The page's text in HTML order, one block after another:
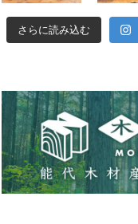
さらに読み込む